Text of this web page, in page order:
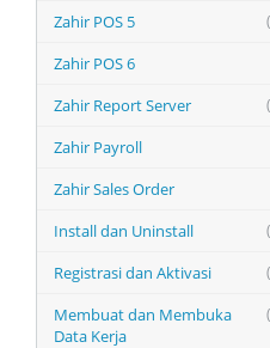
Zahir POS 5
Zahir POS 6
Zahir Report Server
Zahir Payroll
Zahir Sales Order
Install dan Uninstall
Registrasi dan Aktivasi
Membuat dan Membuka
Data Kerja